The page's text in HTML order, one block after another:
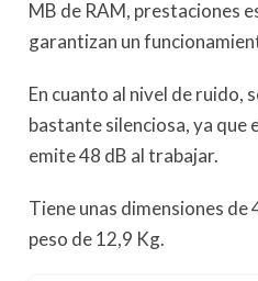
MB de RAM, prestaciones
garantizan un
En cuanto al nivel de ruido,
bastante silenciosa, ya que
emite 48 dB al trabajar.
Tiene unas dimensiones de
peso de 12,9 Kg.